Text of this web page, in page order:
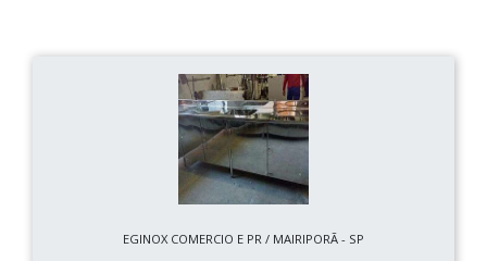
EGINOX COMERCIO E PR / MAIRIPORÃ - SP